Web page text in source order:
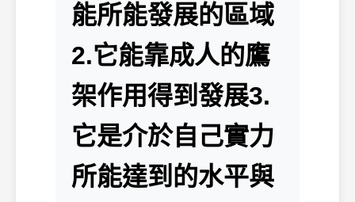
能所能發展的區域
2.它能靠成人的鷹
架作用得到發展3.
它是介於自己實力
所能達到的水平與